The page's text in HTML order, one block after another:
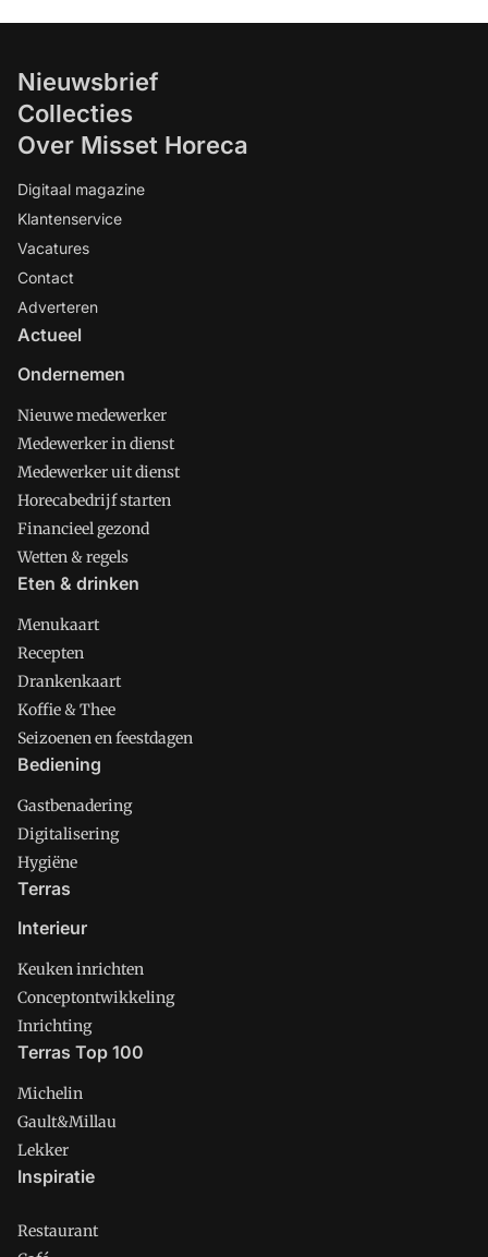
Nieuwsbrief
Collecties
Over Misset Horeca
Digitaal magazine
Klantenservice
Vacatures
Contact
Adverteren
Actueel
Ondernemen
Nieuwe medewerker
Medewerker in dienst
Medewerker uit dienst
Horecabedrijf starten
Financieel gezond
Wetten & regels
Eten & drinken
Menukaart
Recepten
Drankenkaart
Koffie & Thee
Seizoenen en feestdagen
Bediening
Gastbenadering
Digitalisering
Hygiëne
Terras
Interieur
Keuken inrichten
Conceptontwikkeling
Inrichting
Terras Top 100
Michelin
Gault&Millau
Lekker
Inspiratie
Restaurant